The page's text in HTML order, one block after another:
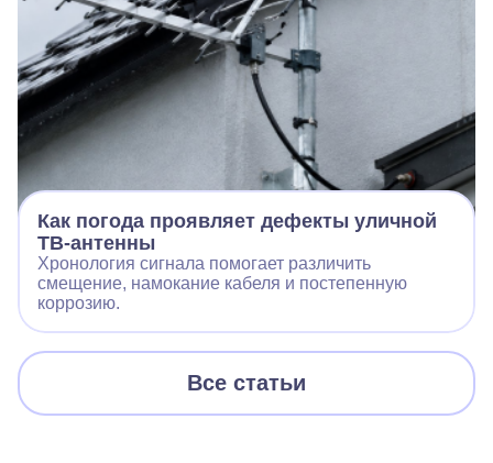
Как погода проявляет дефекты уличной
ТВ-антенны
Хронология сигнала помогает различить
смещение, намокание кабеля и постепенную
коррозию.
Все статьи